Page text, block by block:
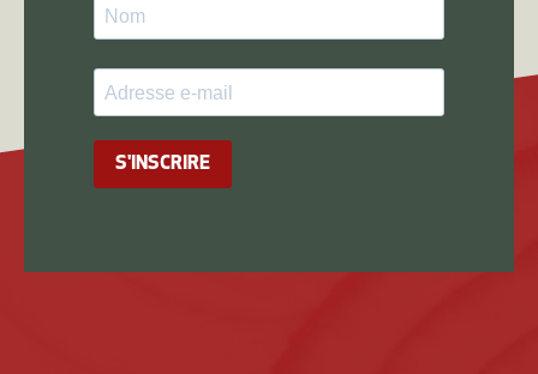
S'INSCRIRE